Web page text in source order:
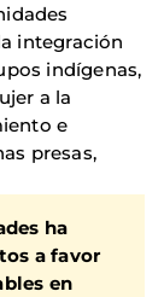
integración
indígenas,
a la
e
presas,
ha
a favor
en